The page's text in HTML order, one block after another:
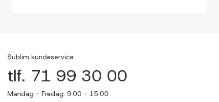
Sublim kundeservice
tlf. 71 99 30 00
Mandag - Fredag: 9.00 - 15.00